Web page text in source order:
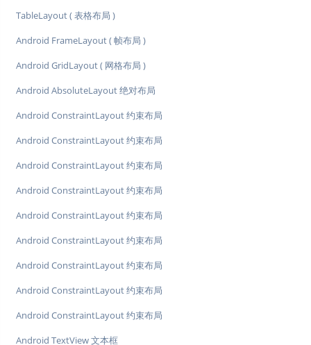
TableLayout ( 表格布局 )
Android FrameLayout ( 帧布局 )
Android GridLayout ( 网格布局 )
Android AbsoluteLayout 绝对布局
Android ConstraintLayout 约束布局
Android ConstraintLayout 约束布局
Android ConstraintLayout 约束布局
Android ConstraintLayout 约束布局
Android ConstraintLayout 约束布局
Android ConstraintLayout 约束布局
Android ConstraintLayout 约束布局
Android ConstraintLayout 约束布局
Android ConstraintLayout 约束布局
Android TextView 文本框